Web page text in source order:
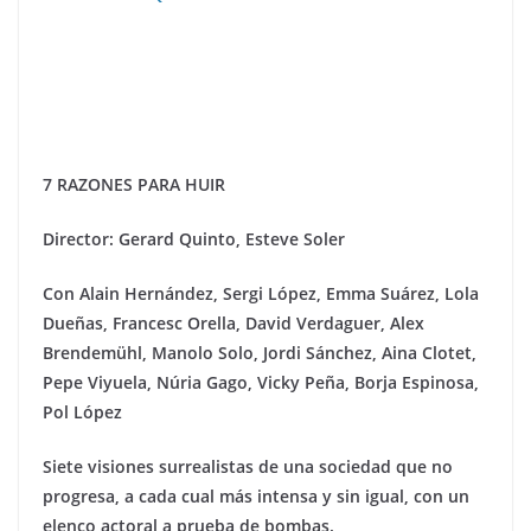
7 RAZONES PARA HUIR
Director: Gerard Quinto, Esteve Soler
Con Alain Hernández, Sergi López, Emma Suárez, Lola
Dueñas, Francesc Orella, David Verdaguer, Alex
Brendemühl, Manolo Solo, Jordi Sánchez, Aina Clotet,
Pepe Viyuela, Núria Gago, Vicky Peña, Borja Espinosa,
Pol López
Siete visiones surrealistas de una sociedad que no
progresa, a cada cual más intensa y sin igual, con un
elenco actoral a prueba de bombas.